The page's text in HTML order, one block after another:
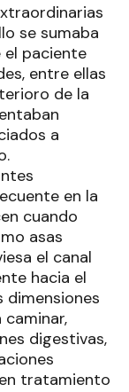
se sumaba
el paciente
entre ellas
de la
a
en la
cuando
asas
el canal
hacia el
dimensiones
digestivas,
tratamiento